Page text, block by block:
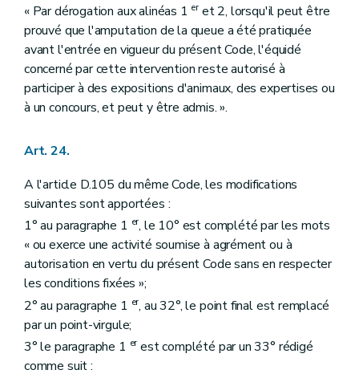
« Par dérogation aux alinéas 1 eret 2, lorsqu'il peut être
prouvé que l'amputation de la queue a été pratiquée
avant l'entrée en vigueur du présent Code, l'équidé
concerné par cette intervention reste autorisé à
participer à des expositions d'animaux, des expertises ou
à un concours, et peut y être admis. ».
Art. 24.
A l'article D.105 du même Code, les modifications
suivantes sont apportées :
1° au paragraphe 1 er, le 10° est complété par les mots
« ou exerce une activité soumise à agrément ou à
autorisation en vertu du présent Code sans en respecter
les conditions fixées »;
2° au paragraphe 1 er, au 32°, le point final est remplacé
par un point-virgule;
3° le paragraphe 1 erest complété par un 33° rédigé
comme suit :